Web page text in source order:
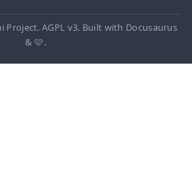
Project. AGPL v3. Built with Docusaurus
& 🩷.